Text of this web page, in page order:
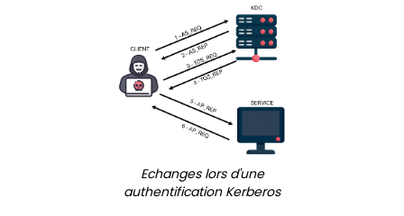
Echanges lors d'une
authentification Kerberos